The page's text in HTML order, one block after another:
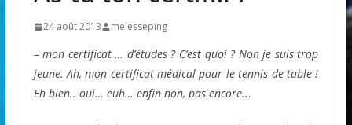
24 août 2013 melesseping
– mon certificat … d’études ? C’est quoi ? Non je suis trop
jeune. Ah, mon certificat médical pour le tennis de table !
Eh bien.. oui… euh… enfin non, pas encore...